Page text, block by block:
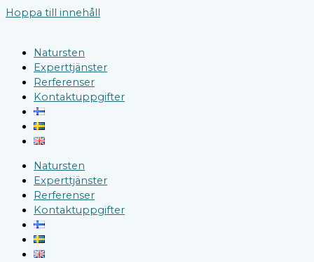
Hoppa till innehåll
Natursten
Experttjänster
Rerferenser
Kontaktuppgifter
Natursten
Experttjänster
Rerferenser
Kontaktuppgifter